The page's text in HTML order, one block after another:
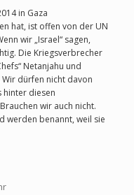
in Gaza
hat, ist offen von der UN
wir „Israel“ sagen,
Die Kriegsverbrecher
Netanjahu und
dürfen nicht davon
hinter diesen
wir auch nicht.
werden benannt, weil sie